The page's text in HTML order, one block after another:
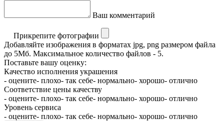
Ваш комментарий
Прикрепите фотографии
Добавляйте изображения в форматах jpg, png размером файла
до 5Мб. Максимальное количество файлов - 5.
Поставьте вашу оценку:
Качество исполнения украшения
- оцените- плохо- так себе- нормально- хорошо- отлично
Соответствие цены качеству
- оцените- плохо- так себе- нормально- хорошо- отлично
Уровень сервиса
- оцените- плохо- так себе- нормально- хорошо- отлично